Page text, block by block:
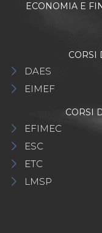
ECONOMIA E
CORSI
DAES
EIMEF
CORSI
EFIMEC
ESC
ETC
LMSP